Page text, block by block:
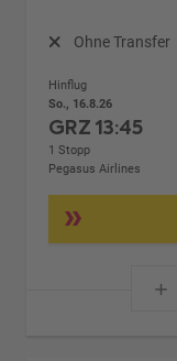
Ohne Transfer
Hinflug
So., 16.8.26
GRZ13:45
1 Stopp
Pegasus Airlines